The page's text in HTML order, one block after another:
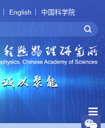
English 中国科学院